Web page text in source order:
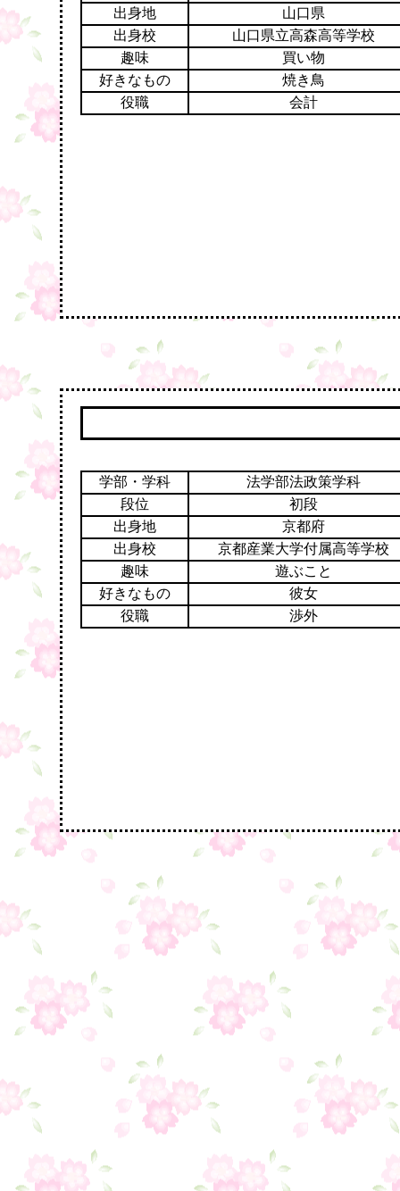
出身地
山口県
出身校
山口県立高森高等学校
趣味
買い物
好きなもの
焼き鳥
役職
会計
学部・学科
法学部法政策学科
段位
初段
出身地
京都府
出身校
京都産業大学付属高等学校
趣味
遊ぶこと
好きなもの
彼女
役職
渉外